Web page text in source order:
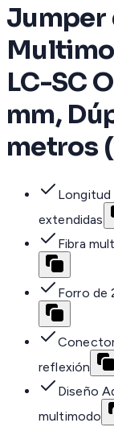
Jumper
LC-SC
mm,
metros
Longitud
extendidas
Fibra
Forro de
reflexión
Diseño
multimodo